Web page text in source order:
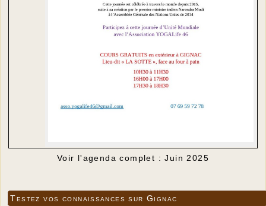
Voir l'agenda complet : Juin 2025
Testez vos connaissances sur Gignac